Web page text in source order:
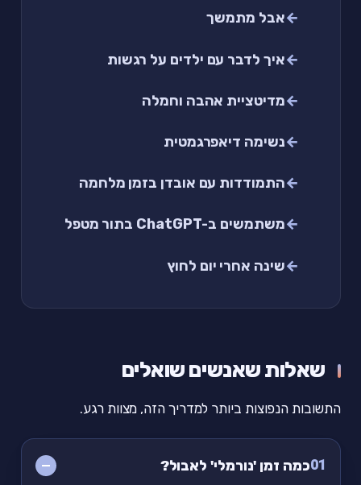
אבל מתמשך
איך לדבר עם ילדים על רגשות
מדיטציית אהבה וחמלה
נשימה דיאפרגמטית
התמודדות עם אובדן בזמן מלחמה
משתמשים ב-ChatGPT בתור מטפל
שינה אחרי יום לחוץ
שאלות שאנשים שואלים
התשובות הנפוצות ביותר למדריך הזה, מצוות רגע.
01כמה זמן 'נורמלי' לאבול?